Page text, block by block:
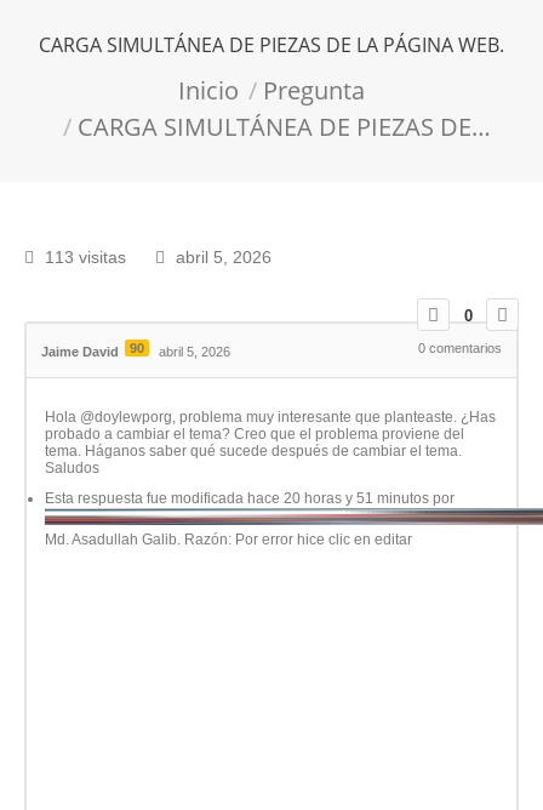
CARGA SIMULTÁNEA DE PIEZAS DE LA PÁGINA WEB.
Inicio
Pregunta
CARGA SIMULTÁNEA DE PIEZAS DE…
113 visitas abril 5, 2026
0
Jaime David 90 abril 5, 2026 0 comentarios
Hola @doylewporg, problema muy interesante que planteaste. ¿Has
probado a cambiar el tema? Creo que el problema proviene del
tema. Háganos saber qué sucede después de cambiar el tema.
Saludos
Esta respuesta fue modificada hace 20 horas y 51 minutos por
Md. Asadullah Galib. Razón: Por error hice clic en editar